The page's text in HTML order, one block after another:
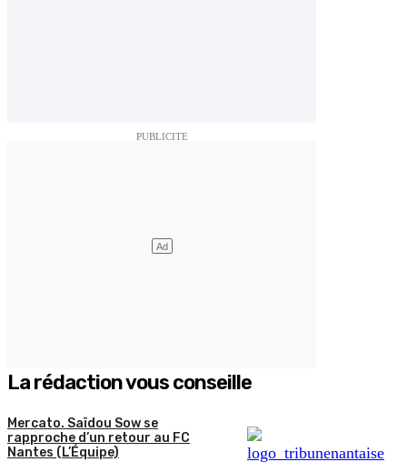
La rédaction vous conseille
Mercato. Saïdou Sow se
rapproche d’un retour au FC
Nantes (L’Équipe)